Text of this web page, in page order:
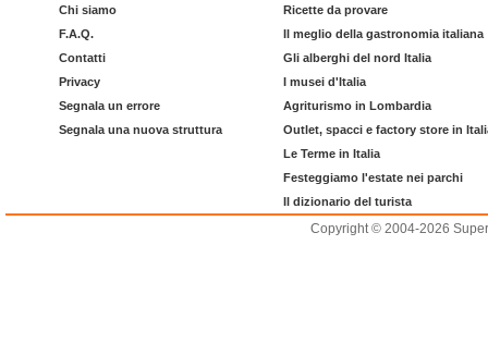
Chi siamo
F.A.Q.
Contatti
Privacy
Segnala un errore
Segnala una nuova struttura
Ricette da provare
Il meglio della gastronomia italiana
Gli alberghi del nord Italia
I musei d'Italia
Agriturismo in Lombardia
Outlet, spacci e factory store in
Le Terme in Italia
Festeggiamo l'estate nei parchi
Il dizionario del turista
Copyright © 2004-2026